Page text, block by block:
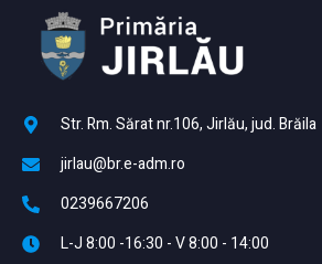
Str. Rm. Sărat nr.106, Jirlău, jud. Brăila
jirlau@br.e-adm.ro
0239667206
L-J 8:00 -16:30 - V 8:00 - 14:00